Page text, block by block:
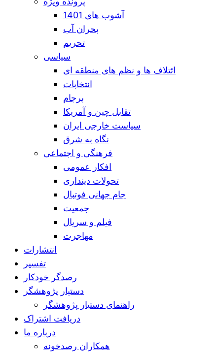
آشوب های 1401
بحران آب
تحریم
سیاسی
ائتلاف ها و نظم های منطقه ای
انتخابات
برجام
تقابل چین و آمریکا
سیاست خارجی ایران
نگاه به شرق
فرهنگی و اجتماعی
افکار عمومی
تحولات دینداری
جام جهانی فوتبال
جمعیت
فیلم و سریال
مهاجرت
انتشارات
تفسیر
رصدگر خودکار
دستیار پژوهشگر
راهنمای دستیار پژوهشگر
دریافت اشتراک
درباره ما
همکاران رصدخونه